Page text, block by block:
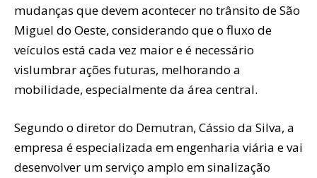
mudanças que devem acontecer no trânsito de São
Miguel do Oeste, considerando que o fluxo de
veículos está cada vez maior e é necessário
vislumbrar ações futuras, melhorando a
mobilidade, especialmente da área central.
Segundo o diretor do Demutran, Cássio da Silva, a
empresa é especializada em engenharia viária e vai
desenvolver um serviço amplo em sinalização